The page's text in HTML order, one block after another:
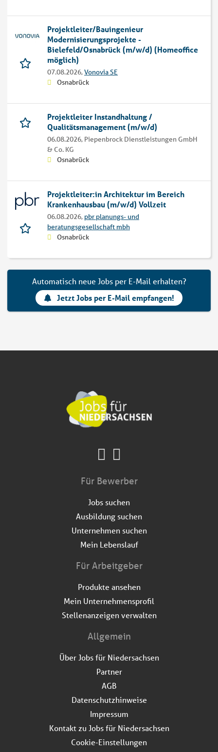
Projektleiter/Bauingenieur
Modernisierungsprojekte -
Bielefeld/Osnabrück (m/w/d) (Homeoffice
möglich)
07.08.2026,Vonovia SE
Osnabrück
Projektleiter Instandhaltung /
Qualitätsmanagement (m/w/d)
06.08.2026, Piepenbrock Dienstleistungen GmbH
& Co. KG
Osnabrück
Projektleiter:in Architektur im Bereich
Krankenhausbau (m/w/d) Vollzeit
06.08.2026, pbr planungs- und
beratungsgesellschaft mbh
Osnabrück
Automatisch neue Jobs per E-Mail erhalten?
Jetzt Jobs per E-Mail empfangen!
Für Bewerber
Jobs suchen
Ausbildung suchen
Unternehmen suchen
Mein Lebenslauf
Für Arbeitgeber
Produkte ansehen
Mein Unternehmensprofil
Stellenanzeigen verwalten
Allgemein
Über Jobs für Niedersachsen
Partner
AGB
Datenschutzhinweise
Impressum
Kontakt zu Jobs für Niedersachsen
Cookie-Einstellungen